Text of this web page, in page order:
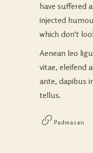
have suffered
injected
which don’t
Aenean leo
vitae, eleifend
ante, dapibus
tellus.
Padmasan